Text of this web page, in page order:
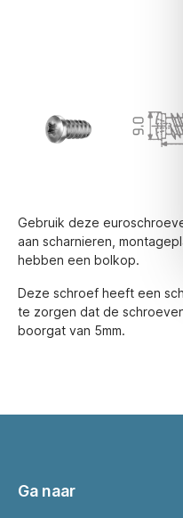
Gebruik deze
aan scharnieren,
hebben een bolkop.
Deze schroef heeft een
te zorgen dat de
boorgat van 5mm.
Ga naar